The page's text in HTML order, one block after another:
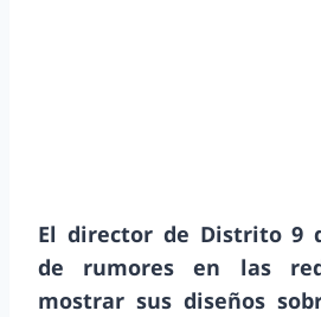
El director de Distrito 9
de rumores en las
mostrar sus diseños